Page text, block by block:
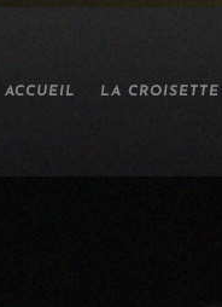
ACCUEIL LA CROISETTE